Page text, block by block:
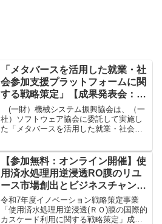
「メタバースを活用した就業・社
会参加支援プラットフォームに関
する戦略策定」【成果発表会：
2024/5/20(月) 15:00 オンライン開
催】
(一財）機械システム振興協会は、（一
社）ソフトウェア協会に委託して実施し
た「メタバースを活用した就業・社会参
定事業）の成果発表会を開催します。
【参加無料：オンライン開催】使
用済水処理用逆浸透RO膜のリユ
ース市場創出とビジネスチャン
ス ～半導体工場の廃棄RO膜が
資源になる～
令和7年度イノベーション戦略策定事業
「使用済水処理用逆浸透(ＲＯ)膜の国際的
カスケード利用に関する戦略策定」成果